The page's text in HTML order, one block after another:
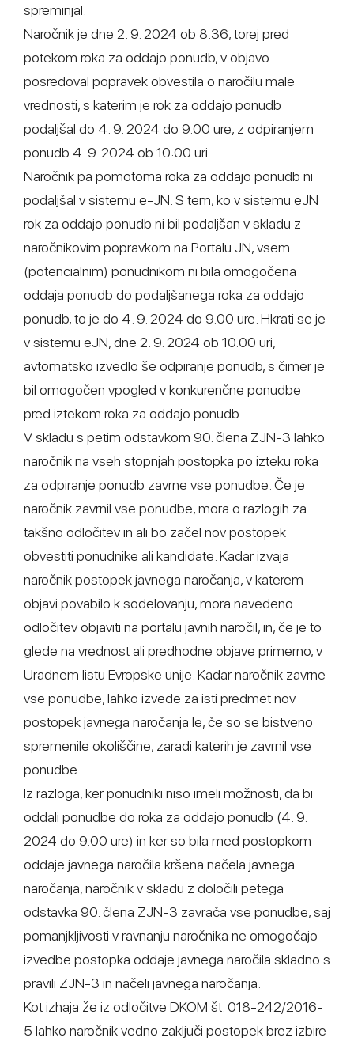
spreminjal.
Naročnik je dne 2. 9. 2024 ob 8.36, torej pred
potekom roka za oddajo ponudb, v objavo
posredoval popravek obvestila o naročilu male
vrednosti, s katerim je rok za oddajo ponudb
podaljšal do 4. 9. 2024 do 9.00 ure, z odpiranjem
ponudb 4. 9. 2024 ob 10:00 uri.
Naročnik pa pomotoma roka za oddajo ponudb ni
podaljšal v sistemu e-JN. S tem, ko v sistemu eJN
rok za oddajo ponudb ni bil podaljšan v skladu z
naročnikovim popravkom na Portalu JN, vsem
(potencialnim) ponudnikom ni bila omogočena
oddaja ponudb do podaljšanega roka za oddajo
ponudb, to je do 4. 9. 2024 do 9.00 ure. Hkrati se je
v sistemu eJN, dne 2. 9. 2024 ob 10.00 uri,
avtomatsko izvedlo še odpiranje ponudb, s čimer je
bil omogočen vpogled v konkurenčne ponudbe
pred iztekom roka za oddajo ponudb.
V skladu s petim odstavkom 90. člena ZJN-3 lahko
naročnik na vseh stopnjah postopka po izteku roka
za odpiranje ponudb zavrne vse ponudbe. Če je
naročnik zavrnil vse ponudbe, mora o razlogih za
takšno odločitev in ali bo začel nov postopek
obvestiti ponudnike ali kandidate. Kadar izvaja
naročnik postopek javnega naročanja, v katerem
objavi povabilo k sodelovanju, mora navedeno
odločitev objaviti na portalu javnih naročil, in, če je to
glede na vrednost ali predhodne objave primerno, v
Uradnem listu Evropske unije. Kadar naročnik zavrne
vse ponudbe, lahko izvede za isti predmet nov
postopek javnega naročanja le, če so se bistveno
spremenile okoliščine, zaradi katerih je zavrnil vse
ponudbe.
Iz razloga, ker ponudniki niso imeli možnosti, da bi
oddali ponudbe do roka za oddajo ponudb (4. 9.
2024 do 9.00 ure) in ker so bila med postopkom
oddaje javnega naročila kršena načela javnega
naročanja, naročnik v skladu z določili petega
odstavka 90. člena ZJN-3 zavrača vse ponudbe, saj
pomanjkljivosti v ravnanju naročnika ne omogočajo
izvedbe postopka oddaje javnega naročila skladno s
pravili ZJN-3 in načeli javnega naročanja.
Kot izhaja že iz odločitve DKOM št. 018-242/2016-
5 lahko naročnik vedno zaključi postopek brez izbire